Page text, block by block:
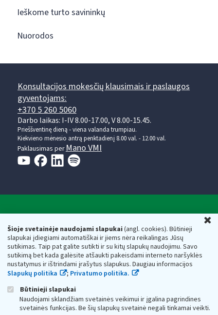
Šioje svetainėje naudojami slapukai(angl. cookies). Būtinieji
slapukai įdiegiami automatiškai ir jiems nėra reikalingas Jūsų
sutikimas. Taip pat galite sutikti ir su kitų slapukų naudojimu. Savo
sutikimą bet kada galėsite atšaukti pakeisdami interneto naršyklės
nustatymus ir ištrindami įrašytus slapukus. Daugiau informacijos
Slapukų politika
; Privatumo politika.
Būtinieji slapukai
Naudojami sklandžiam svetainės veikimui ir įgalina pagrindines
svetainės funkcijas. Be šių slapukų svetainė negali tinkamai veikti.
Ieškome turto savininkų
Nuorodos
Konsultacijos mokesčių klausimais ir paslaugos
gyventojams:
+370 5 260 5060
Darbo laikas: I-IV 8.00-17.00, V 8.00-15.45.
Prieššventinę dieną - viena valanda trumpiau.
Kiekvieno mėnesio antrą penktadienį 8.00 val. - 12.00 val.
Paklausimas per Mano VMI
Respublikos finansų ministerijos
Biudžetinė įstaiga. Juridinio asmens kodas — 188659752,
adresas: Vasario 16-osios g. 14, 01107 Vilnius, Lietuva, el.paštas:
vmi@vmi.lt, E. pristatymo dėžutės adresas 188659752
Duomenys apie Valstybinę mokesčių inspekciją prie Lietuvos
Respublikos finansų ministerijos kaupiami ir saugomi Juridinių